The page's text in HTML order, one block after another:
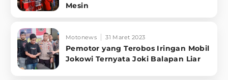
Mesin
Motonews 31 Maret 2023
Pemotor yang Terobos Iringan Mobil
Jokowi Ternyata Joki Balapan Liar